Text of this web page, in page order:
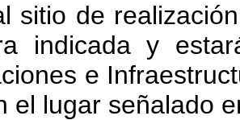
sitio de
indicada y
e
el lugar señalado